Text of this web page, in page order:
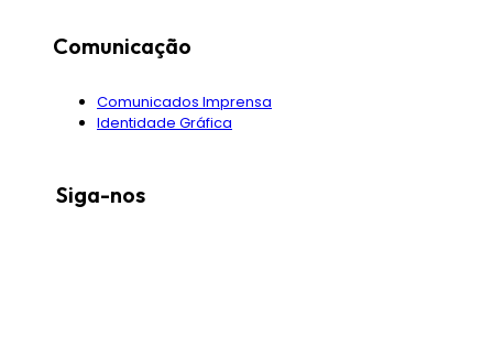
Comunicação
Comunicados Imprensa
Identidade Gráfica
Siga-nos